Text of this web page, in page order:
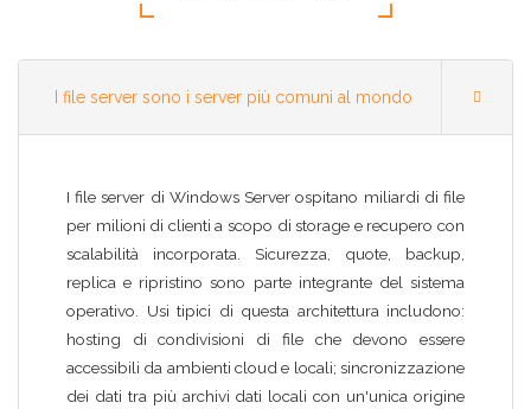
I file server sono i server più comuni al mondo
I file server di Windows Server ospitano miliardi di file
per milioni di clienti a scopo di storage e recupero con
scalabilità incorporata. Sicurezza, quote, backup,
replica e ripristino sono parte integrante del sistema
operativo. Usi tipici di questa architettura includono:
hosting di condivisioni di file che devono essere
accessibili da ambienti cloud e locali; sincronizzazione
dei dati tra più archivi dati locali con un'unica origine